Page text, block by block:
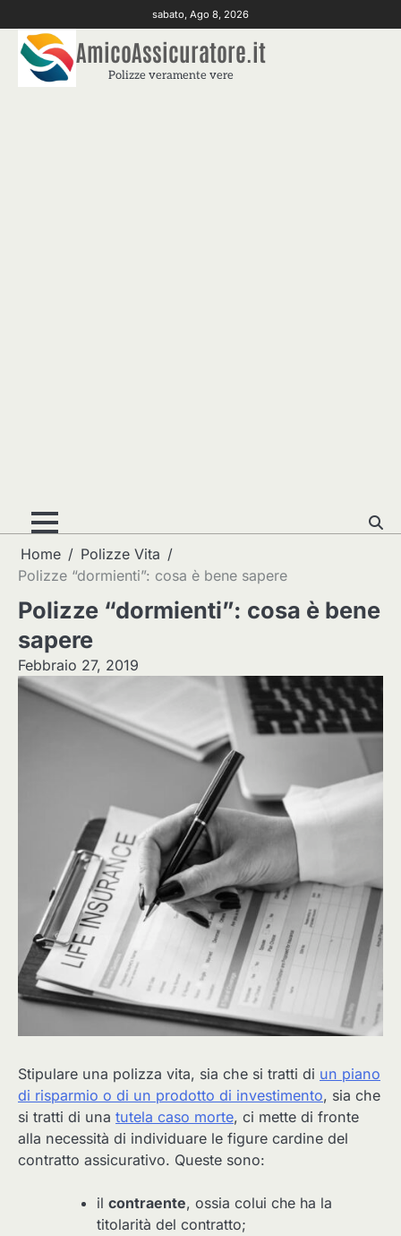
to
content
sabato, Ago 8, 2026
AmicoAssicuratore.it
Polizze veramente vere
Home
Polizze Vita
Polizze “dormienti”: cosa è bene sapere
Polizze “dormienti”: cosa è bene
sapere
Febbraio 27, 2019
Stipulare una polizza vita, sia che si tratti di un piano
di risparmio o di un prodotto di investimento, sia che
si tratti di una tutela caso morte, ci mette di fronte
alla necessità di individuare le figure cardine del
contratto assicurativo. Queste sono:
il contraente, ossia colui che ha la
titolarità del contratto;